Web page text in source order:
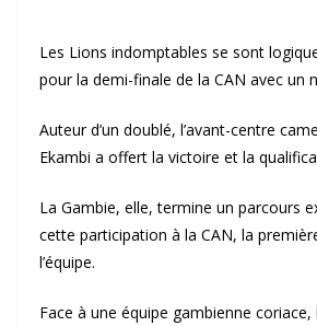
Les Lions indomptables se sont
pour la demi-finale de la CAN avec un
Auteur d’un doublé, l’avant-centre
Ekambi a offert la victoire et la
La Gambie, elle, termine un parcours
cette participation à la CAN, la
l’équipe.
Face à une équipe gambienne